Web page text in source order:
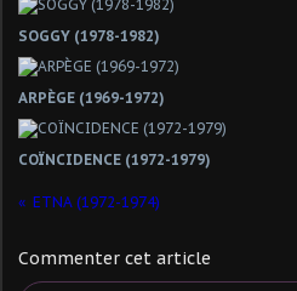
SOGGY (1978-1982)
ARPÈGE (1969-1972)
COÏNCIDENCE (1972-1979)
ETNA (1972-1974)
Commenter cet article